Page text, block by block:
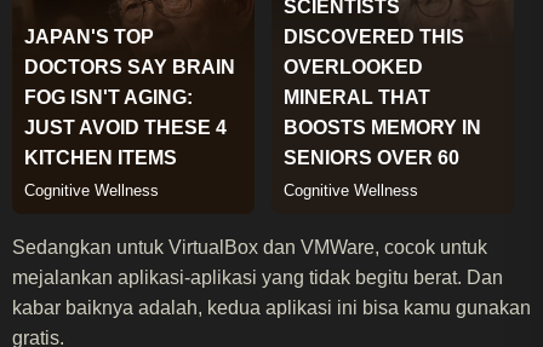
Sedangkan untuk VirtualBox dan VMWare, cocok untuk
mejalankan aplikasi-aplikasi yang tidak begitu berat. Dan
kabar baiknya adalah, kedua aplikasi ini bisa kamu gunakan
gratis.